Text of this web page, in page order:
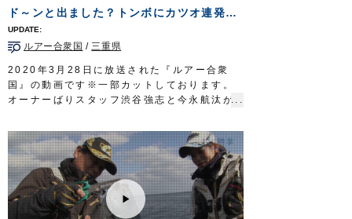
タックル①
ロッド：サーフロッド MST 10ft8in
リール：4000番クラス XG スピニングリー
メインライン：PE 1号（8本ヨリ）
リーダー：フロロ 25lb
インチク系ルアー 25g
タックル②
ロッド：サーフロッド MH 10ft4in
リール：5000番クラス XG スピニングリー
ル
メインライン：PE 1.5号（8本ヨリ）
リーダー：フロロ 40lb
ド～ンと出ました？トンボにカツオ連発なるか！？
ルアー合衆国 / 三重県
2020年3月28日に放送された『ルアー合衆
国』の動画です※一部カットしております。
オーナーばりスタッフ渋谷強志と今永航汰が
流行りのトンジギでトンボ（ビンチョウマグ
ロ/ビンナガ）とカツオを狙います。
苦戦した前回とはうって変わり、開始早々ト
ンボのダブルヒットからスタート。
大判カツオも飛び出し、無事リベンジ成功と
なりました。